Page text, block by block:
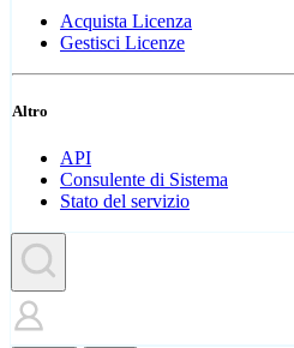
Acquista Licenza
Gestisci Licenze
Altro
API
Consulente di Sistema
Stato del servizio